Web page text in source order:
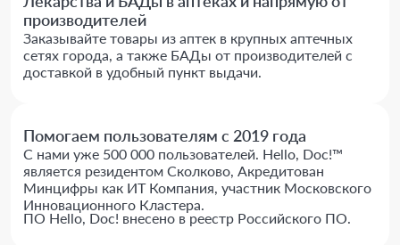
производителей
Заказывайте товары из аптек в крупных аптечных
сетях города, а также БАДы от производителей с
доставкой в удобный пункт выдачи.
Помогаем пользователям с 2019 года
С нами уже 500 000 пользователей. Hello, Doc!™
является резидентом Сколково, Акредитован
Минцифры как ИТ Компания, участник Московского
Инновационного Кластера.
ПО Hello, Doc! внесено в реестр Российского ПО.